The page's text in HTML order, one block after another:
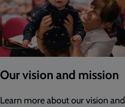
Our vision and mission
Learn more about our vision and